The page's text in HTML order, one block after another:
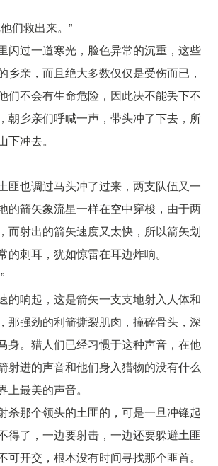
们救出来。”
闪过一道寒光，脸色异常的沉重，这些
乡亲，而且绝大多数仅仅是受伤而已，
们不会有生命危险，因此决不能丢下不
朝乡亲们呼喊一声，带头冲了下去，所
冲去。
匪也调过马头冲了过来，两支队伍又一
的箭矢象流星一样在空中穿梭，由于两
而射出的箭矢速度又太快，所以箭矢划
的刺耳，犹如惊雷在耳边炸响。
的响起，这是箭矢一支支地射入人体和
那强劲的利箭撕裂肌肉，撞碎骨头，深
身。猎人们已经习惯于这种声音，在他
射进的声音和他们身入猎物的没有什么
最美的声音。
杀那个领头的土匪的，可是一旦冲锋起
得了，一边要射击，一边还要躲避土匪
可开交，根本没有时间寻找那个匪首。